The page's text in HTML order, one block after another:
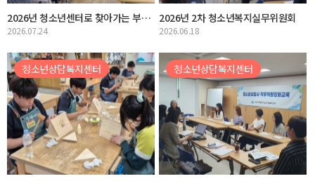
2026년 청소년센터로 찾아가는 부모교육 실시
2026.07.24
2026년 2차 청소년복지실무위원회
2026.06.18
청소년상담복지센터 청소년상담복지센터